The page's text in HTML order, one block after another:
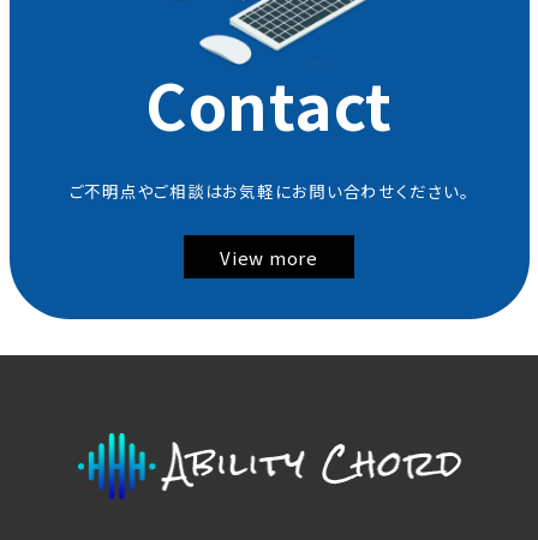
Contact
ご不明点やご相談はお気軽にお問い合わせください。
View more